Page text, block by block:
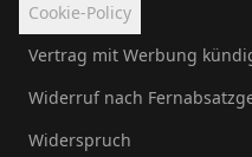
Cookie-Policy
Vertrag mit Werbung
Widerruf nach
Widerspruch